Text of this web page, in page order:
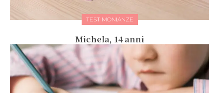
TESTIMONIANZE
Michela, 14 anni